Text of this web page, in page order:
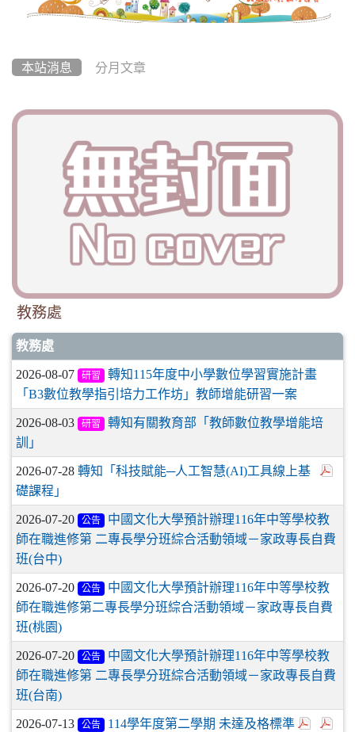
本站消息 分月文章
教務處
教務處
2026-08-07 研習
轉知115年度中小學數位學習實施計畫
「B3數位教學指引培力工作坊」教師增能研習一案
2026-08-03 研習
轉知有關教育部「教師數位教學增能培
訓」
2026-07-28 轉知「科技賦能─人工智慧(AI)工具線上基
礎課程」
2026-07-20 公告
中國文化大學預計辦理116年中等學校教
師在職進修第 二專長學分班綜合活動領域－家政專長自費
班(台中)
2026-07-20 公告
中國文化大學預計辦理116年中等學校教
師在職進修第二專長學分班綜合活動領域－家政專長自費
班(桃園)
2026-07-20 公告
中國文化大學預計辦理116年中等學校教
師在職進修第 二專長學分班綜合活動領域－家政專長自費
班(台南)
2026-07-13 公告
114學年度第二學期 未達及格標準